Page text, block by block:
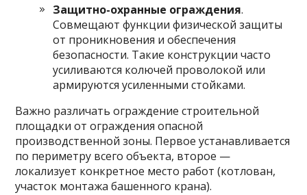
Защитно-охранные ограждения.
Совмещают функции физической защиты
от проникновения и обеспечения
безопасности. Такие конструкции часто
усиливаются колючей проволокой или
армируются усиленными стойками.
Важно различать ограждение строительной
площадки от ограждения опасной
производственной зоны. Первое устанавливается
по периметру всего объекта, второе —
локализует конкретное место работ (котлован,
участок монтажа башенного крана).